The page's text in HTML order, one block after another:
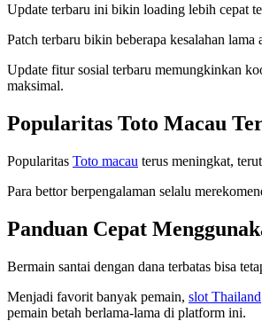
Update terbaru ini bikin loading lebih cepat
Patch terbaru bikin beberapa kesalahan
Update fitur sosial terbaru memungkinkan
maksimal.
Popularitas Toto Macau
Popularitas Toto macau terus meningkat,
Para bettor berpengalaman selalu
Panduan Cepat
Bermain santai dengan dana terbatas bisa
Menjadi favorit banyak pemain, slot Thailand
pemain betah berlama-lama di platform ini.